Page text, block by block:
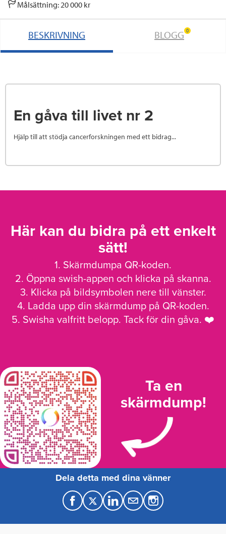
Målsättning: 20 000 kr
BESKRIVNING BLOGG 0
En gåva till livet nr 2
Hjälp till att stödja cancerforskningen med ett bidrag...
Här kan du bidra på ett enkelt
sätt!
1. Skärmdumpa QR-koden.
2. Öppna swish-appen och klicka på skanna.
3. Klicka på bildsymbolen nere till vänster.
4. Ladda upp din skärmdump på QR-koden.
5. Swisha valfritt belopp. Tack för din gåva. ❤️
Ta en
skärmdump!
Dela detta med dina vänner
F
a
T
w
L
i
M
a